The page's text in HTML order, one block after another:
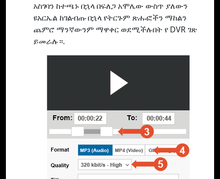
አስገባን ከተጫኑ በኋላ በፍለጋ አሞሌው ውስጥ ያለውን
ዩአርኤል ከገልብጡ በኋላ የትርጉም ጽሑፎችን ማከልን
ጨምሮ ማንኛውንም ማዋቀር ወደሚችሉበት የ DVR ገጽ
ይመራሉ።.